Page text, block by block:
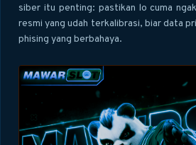
siber itu penting: pastikan lo cuma
resmi yang udah terkalibrasi, biar data
phising yang berbahaya.